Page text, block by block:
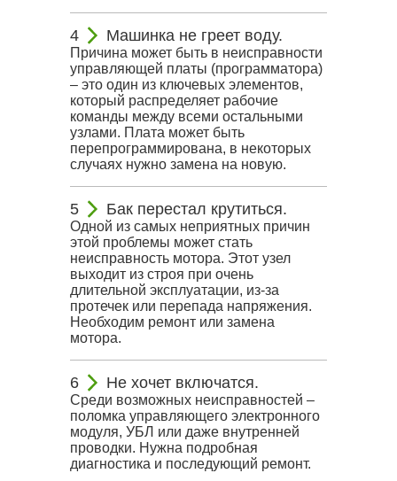
Машинка не греет воду.
Причина может быть в неисправности
управляющей платы (программатора)
– это один из ключевых элементов,
который распределяет рабочие
команды между всеми остальными
узлами. Плата может быть
перепрограммирована, в некоторых
случаях нужно замена на новую.
Бак перестал крутиться.
Одной из самых неприятных причин
этой проблемы может стать
неисправность мотора. Этот узел
выходит из строя при очень
длительной эксплуатации, из-за
протечек или перепада напряжения.
Необходим ремонт или замена
мотора.
Не хочет включатся.
Среди возможных неисправностей –
поломка управляющего электронного
модуля, УБЛ или даже внутренней
проводки. Нужна подробная
диагностика и последующий ремонт.